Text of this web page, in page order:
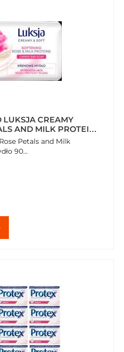
LUKSJA CREAMY
AND MILK PROTEINS
Petals and Milk
90...